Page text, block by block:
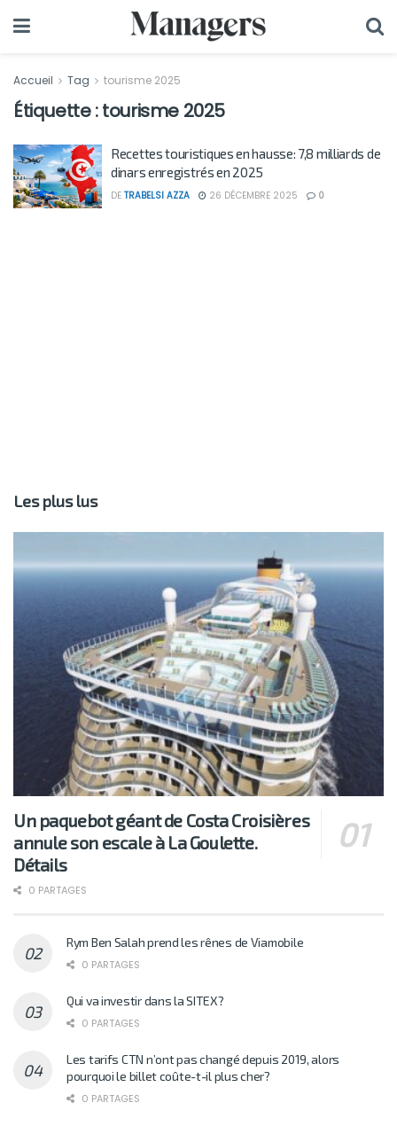
Accueil Tag tourisme 2025
Étiquette :tourisme 2025
Recettes touristiques en hausse: 7,8 milliards de
dinars enregistrés en 2025
DE TRABELSI AZZA 26 DÉCEMBRE 2025 0
Les plus lus
Un paquebot géant de Costa Croisières
annule son escale à La Goulette.
Détails
0 PARTAGES
Rym Ben Salah prend les rênes de Viamobile
0 PARTAGES
Qui va investir dans la SITEX?
0 PARTAGES
Les tarifs CTN n’ont pas changé depuis 2019, alors
pourquoi le billet coûte-t-il plus cher?
0 PARTAGES